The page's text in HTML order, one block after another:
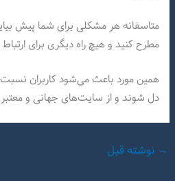
متاسفانه هر مشکلی برای شما پیش
مطرح کنید و هیچ راه دیگری برای
همین مورد باعث می‌شود کاربران
دل شوند و از سایت‌های جهانی و معتبر
→ نوشته قبل